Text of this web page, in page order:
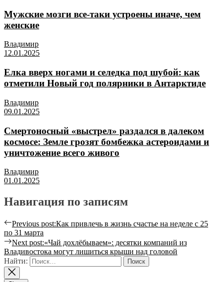
Мужские мозги все-таки устроены иначе, чем
женские
Владимир
12.01.2025
Елка вверх ногами и селедка под шубой: как
отметили Новый год полярники в Антарктиде
Владимир
09.01.2025
Смертоносный «выстрел» раздался в далеком
космосе: Земле грозят бомбежка астероидами и
уничтожение всего живого
Владимир
01.01.2025
Навигация по записям
Previous post:Как привлечь в жизнь счастье на неделе с 25
по 31 марта
Next post:«Чай дохлёбываем»: десятки компаний из
Владивостока могут лишиться крыши над головой
Найти: